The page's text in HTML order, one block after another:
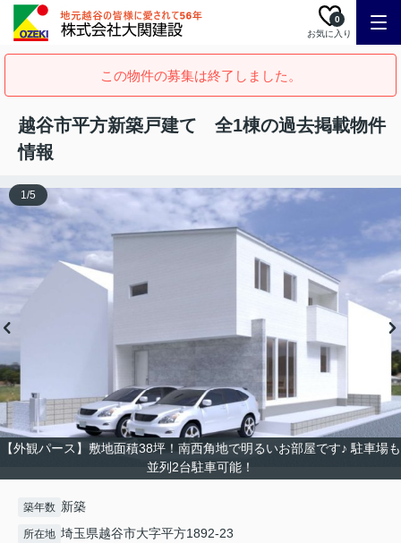
お気に入り
0
この物件の募集は終了しました。
越谷市平方新築戸建て 全1棟の過去掲載物件
情報
【外観パース】敷地面積38坪！南西角地で明るいお部屋です♪ 駐車場も
並列2台駐車可能！
1/5
築年数 新築
所在地 埼玉県越谷市大字平方1892-23